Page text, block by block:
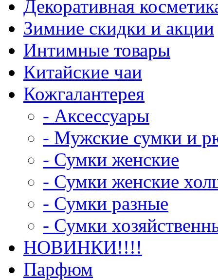
Декоративная
Зимние скидки и акции
Интимные товары
Китайские чаи
Кожгалантерея
- Аксессуары
- Мужские сумки и
- Сумки женские
- Сумки женские
- Сумки разные
- Сумки
НОВИНКИ!!!!
Парфюм